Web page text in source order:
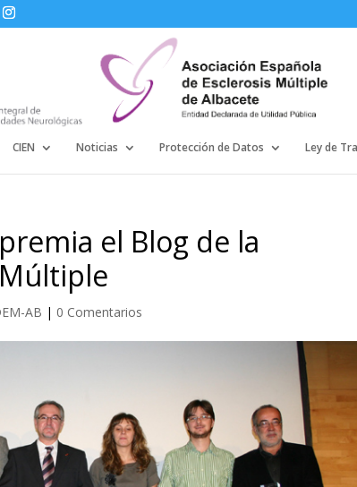
CIEN Noticias Protección de Datos Ley de
el Blog de la
AB | 0 Comentarios